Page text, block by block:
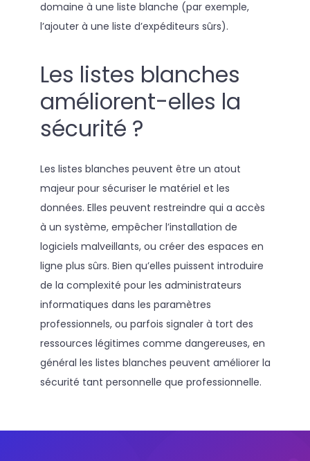
domaine à une liste blanche (par exemple,
l’ajouter à une liste d’expéditeurs sûrs).
Les listes blanches
améliorent-elles la
sécurité ?
Les listes blanches peuvent être un atout
majeur pour sécuriser le matériel et les
données. Elles peuvent restreindre qui a accès
à un système, empêcher l’installation de
logiciels malveillants, ou créer des espaces en
ligne plus sûrs. Bien qu’elles puissent introduire
de la complexité pour les administrateurs
informatiques dans les paramètres
professionnels, ou parfois signaler à tort des
ressources légitimes comme dangereuses, en
général les listes blanches peuvent améliorer la
sécurité tant personnelle que professionnelle.